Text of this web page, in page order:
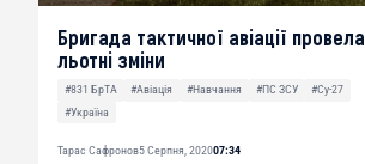
Бригада тактичної авіації провела
льотні зміни
#831 БрТА #Авіація #Навчання #ПС ЗСУ
#Су-27
#Україна
Тарас Сафронов5 Серпня, 202007:34